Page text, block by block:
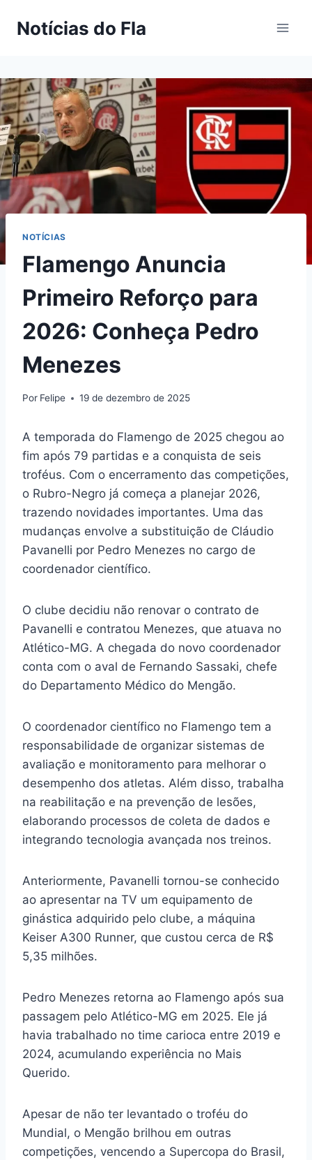
paraNotícias do Fla
NOTÍCIAS
Flamengo Anuncia
Primeiro Reforço para
2026: Conheça Pedro
Menezes
Por Felipe 19 de dezembro de 2025
A temporada do Flamengo de 2025 chegou ao
fim após 79 partidas e a conquista de seis
troféus. Com o encerramento das competições,
o Rubro-Negro já começa a planejar 2026,
trazendo novidades importantes. Uma das
mudanças envolve a substituição de Cláudio
Pavanelli por Pedro Menezes no cargo de
coordenador científico.
O clube decidiu não renovar o contrato de
Pavanelli e contratou Menezes, que atuava no
Atlético-MG. A chegada do novo coordenador
conta com o aval de Fernando Sassaki, chefe
do Departamento Médico do Mengão.
O coordenador científico no Flamengo tem a
responsabilidade de organizar sistemas de
avaliação e monitoramento para melhorar o
desempenho dos atletas. Além disso, trabalha
na reabilitação e na prevenção de lesões,
elaborando processos de coleta de dados e
integrando tecnologia avançada nos treinos.
Anteriormente, Pavanelli tornou-se conhecido
ao apresentar na TV um equipamento de
ginástica adquirido pelo clube, a máquina
Keiser A300 Runner, que custou cerca de R$
5,35 milhões.
Pedro Menezes retorna ao Flamengo após sua
passagem pelo Atlético-MG em 2025. Ele já
havia trabalhado no time carioca entre 2019 e
2024, acumulando experiência no Mais
Querido.
Apesar de não ter levantado o troféu do
Mundial, o Mengão brilhou em outras
competições, vencendo a Supercopa do Brasil,